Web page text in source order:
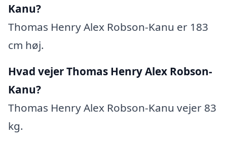
Kanu?
Thomas Henry Alex Robson-Kanu er 183
cm høj.
Hvad vejer Thomas Henry Alex Robson-
Kanu?
Thomas Henry Alex Robson-Kanu vejer 83
kg.